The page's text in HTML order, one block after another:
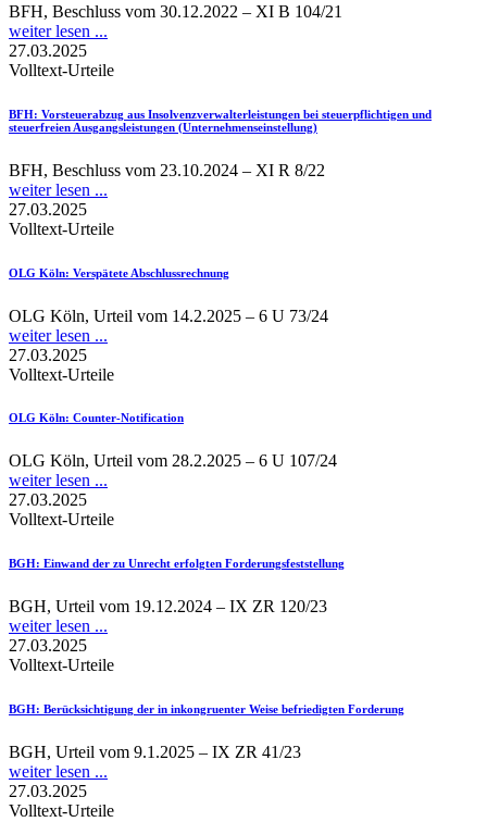
BFH, Beschluss vom 30.12.2022 – XI B 104/21
weiter lesen ...
27.03.2025
Volltext-Urteile
BFH: Vorsteuerabzug aus Insolvenzverwalterleistungen bei steuerpflichtigen und
steuerfreien Ausgangsleistungen (Unternehmenseinstellung)
BFH, Beschluss vom 23.10.2024 – XI R 8/22
weiter lesen ...
27.03.2025
Volltext-Urteile
OLG Köln: Verspätete Abschlussrechnung
OLG Köln, Urteil vom 14.2.2025 – 6 U 73/24
weiter lesen ...
27.03.2025
Volltext-Urteile
OLG Köln: Counter-Notification
OLG Köln, Urteil vom 28.2.2025 – 6 U 107/24
weiter lesen ...
27.03.2025
Volltext-Urteile
BGH: Einwand der zu Unrecht erfolgten Forderungsfeststellung
BGH, Urteil vom 19.12.2024 – IX ZR 120/23
weiter lesen ...
27.03.2025
Volltext-Urteile
BGH: Berücksichtigung der in inkongruenter Weise befriedigten Forderung
BGH, Urteil vom 9.1.2025 – IX ZR 41/23
weiter lesen ...
27.03.2025
Volltext-Urteile